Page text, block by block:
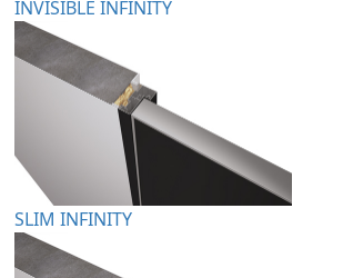
INVISIBLE INFINITY
SLIM INFINITY